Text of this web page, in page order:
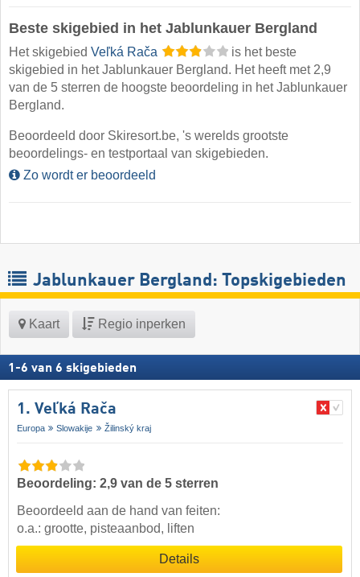
Beste skigebied in het Jablunkauer Bergland
Het skigebied Veľká Rača
is het beste
skigebied in het Jablunkauer Bergland. Het heeft met 2,9
van de 5 sterren de hoogste beoordeling in het Jablunkauer
Bergland.
Beoordeeld door Skiresort.be, 's werelds grootste
beoordelings- en testportaal van skigebieden.
Zo wordt er beoordeeld
Jablunkauer Bergland: Topskigebieden
Kaart Regio inperken
1 -6 van 6 skigebieden
1. Veľká Rača
Europa Slowakije Žilinský kraj
Beoordeling: 2,9 van de 5 sterren
Beoordeeld aan de hand van feiten:
o.a.: grootte, pisteaanbod, liften
Details